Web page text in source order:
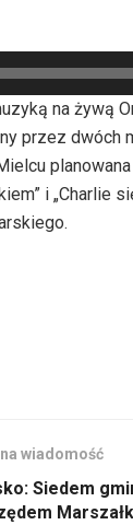
na żywą
przez dwóch
i „Charlie
wiadomość
Siedem